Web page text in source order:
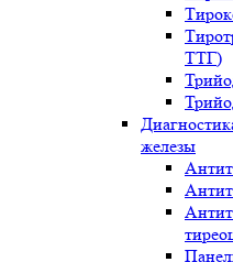
ТТГ)
железы